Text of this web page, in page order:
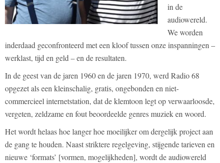
in de
audiowereld.
We worden
inderdaad geconfronteerd met een kloof tussen onze inspanningen –
werklast, tijd en geld – en de resultaten.
In de geest van de jaren 1960 en de jaren 1970, werd Radio 68
opgezet als een kleinschalig, gratis, ongebonden en niet-
commercieel internetstation, dat de klemtoon legt op verwaarloosde,
vergeten, zeldzame en fout beoordeelde genres muziek en woord.
Het wordt helaas hoe langer hoe moeilijker om dergelijk project aan
de gang te houden. Naast striktere regelgeving, stijgende tarieven en
nieuwe ‘formats’ [vormen, mogelijkheden], wordt de audiowereld